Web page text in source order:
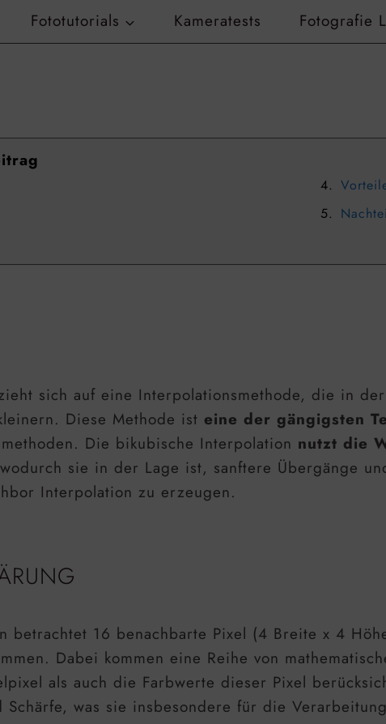
Fototutorials Kameratests Fotografie
sich auf eine Interpolationsmethode, die in
Diese Methode ist eine der gängigsten
Die bikubische Interpolation nutzt die
sie in der Lage ist, sanftere Übergänge
Interpolation zu erzeugen.
betrachtet 16 benachbarte Pixel (4 Breite x 4
Dabei kommen eine Reihe von
als auch die Farbwerte dieser Pixel
Schärfe, was sie insbesondere für die